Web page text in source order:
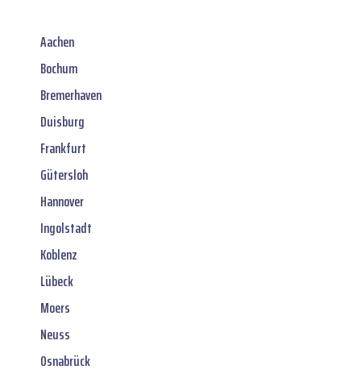
Aachen
Bochum
Bremerhaven
Duisburg
Frankfurt
Gütersloh
Hannover
Ingolstadt
Koblenz
Lübeck
Moers
Neuss
Osnabrück